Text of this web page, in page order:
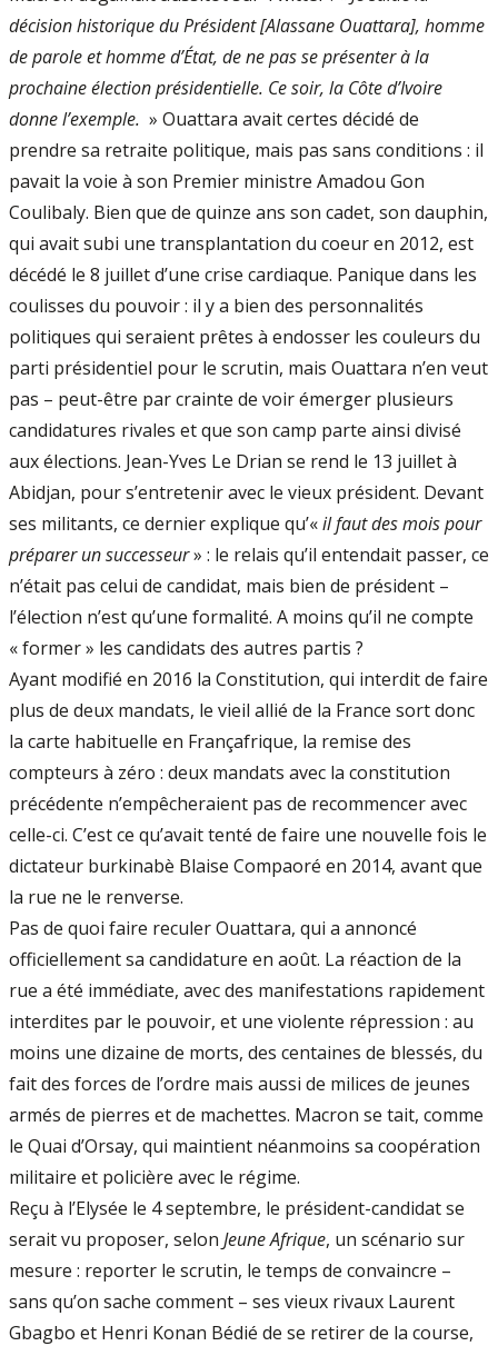
décision historique du Président [Alassane Ouattara], homme
de parole et homme d’État, de ne pas se présenter à la
prochaine élection présidentielle. Ce soir, la Côte d’Ivoire
donne l’exemple. » Ouattara avait certes décidé de
prendre sa retraite politique, mais pas sans conditions : il
pavait la voie à son Premier ministre Amadou Gon
Coulibaly. Bien que de quinze ans son cadet, son dauphin,
qui avait subi une transplantation du coeur en 2012, est
décédé le 8 juillet d’une crise cardiaque. Panique dans les
coulisses du pouvoir : il y a bien des personnalités
politiques qui seraient prêtes à endosser les couleurs du
parti présidentiel pour le scrutin, mais Ouattara n’en veut
pas – peut-être par crainte de voir émerger plusieurs
candidatures rivales et que son camp parte ainsi divisé
aux élections. Jean-Yves Le Drian se rend le 13 juillet à
Abidjan, pour s’entretenir avec le vieux président. Devant
ses militants, ce dernier explique qu’«il faut des mois pour
préparer un successeur» : le relais qu’il entendait passer, ce
n’était pas celui de candidat, mais bien de président –
l’élection n’est qu’une formalité. A moins qu’il ne compte
« former » les candidats des autres partis ?
Ayant modifié en 2016 la Constitution, qui interdit de faire
plus de deux mandats, le vieil allié de la France sort donc
la carte habituelle en Françafrique, la remise des
compteurs à zéro : deux mandats avec la constitution
précédente n’empêcheraient pas de recommencer avec
celle-ci. C’est ce qu’avait tenté de faire une nouvelle fois le
dictateur burkinabè Blaise Compaoré en 2014, avant que
la rue ne le renverse.
Pas de quoi faire reculer Ouattara, qui a annoncé
officiellement sa candidature en août. La réaction de la
rue a été immédiate, avec des manifestations rapidement
interdites par le pouvoir, et une violente répression : au
moins une dizaine de morts, des centaines de blessés, du
fait des forces de l’ordre mais aussi de milices de jeunes
armés de pierres et de machettes. Macron se tait, comme
le Quai d’Orsay, qui maintient néanmoins sa coopération
militaire et policière avec le régime.
Reçu à l’Elysée le 4 septembre, le président-candidat se
serait vu proposer, selon Jeune Afrique, un scénario sur
mesure : reporter le scrutin, le temps de convaincre –
sans qu’on sache comment – ses vieux rivaux Laurent
Gbagbo et Henri Konan Bédié de se retirer de la course,